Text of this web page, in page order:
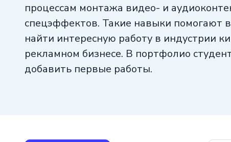
процессам монтажа видео- и
спецэффектов. Такие навыки помогают
найти интересную работу в индустрии
рекламном бизнесе. В портфолио
добавить первые работы.